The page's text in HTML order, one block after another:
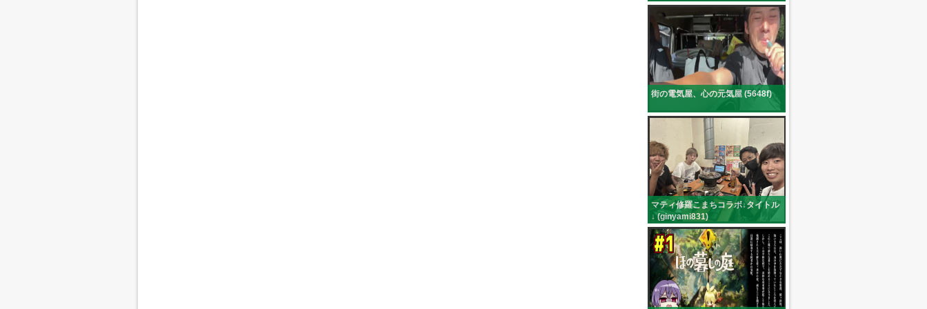
街の電気屋、心の元気屋 (5648f)
マティ修羅こまちコラボ↓タイトル
↓ (ginyami831)